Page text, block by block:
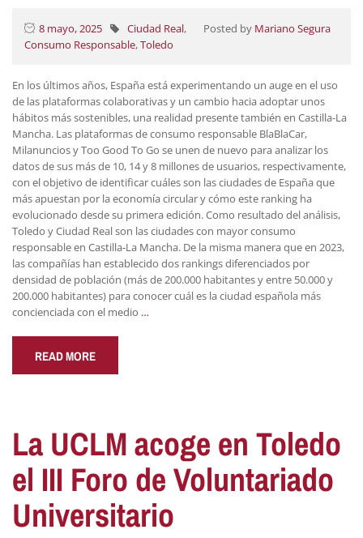
8 mayo, 2025 Posted by Mariano Segura
Ciudad Real,
Consumo Responsable,Toledo
En los últimos años, España está experimentando un auge en el uso
de las plataformas colaborativas y un cambio hacia adoptar unos
hábitos más sostenibles, una realidad presente también en Castilla-La
Mancha. Las plataformas de consumo responsable BlaBlaCar,
Milanuncios y Too Good To Go se unen de nuevo para analizar los
datos de sus más de 10, 14 y 8 millones de usuarios, respectivamente,
con el objetivo de identificar cuáles son las ciudades de España que
más apuestan por la economía circular y cómo este ranking ha
evolucionado desde su primera edición. Como resultado del análisis,
Toledo y Ciudad Real son las ciudades con mayor consumo
responsable en Castilla-La Mancha. De la misma manera que en 2023,
las compañías han establecido dos rankings diferenciados por
densidad de población (más de 200.000 habitantes y entre 50.000 y
200.000 habitantes) para conocer cuál es la ciudad española más
concienciada con el medio …
READ MORE
La UCLM acoge en Toledo
el III Foro de Voluntariado
Universitario